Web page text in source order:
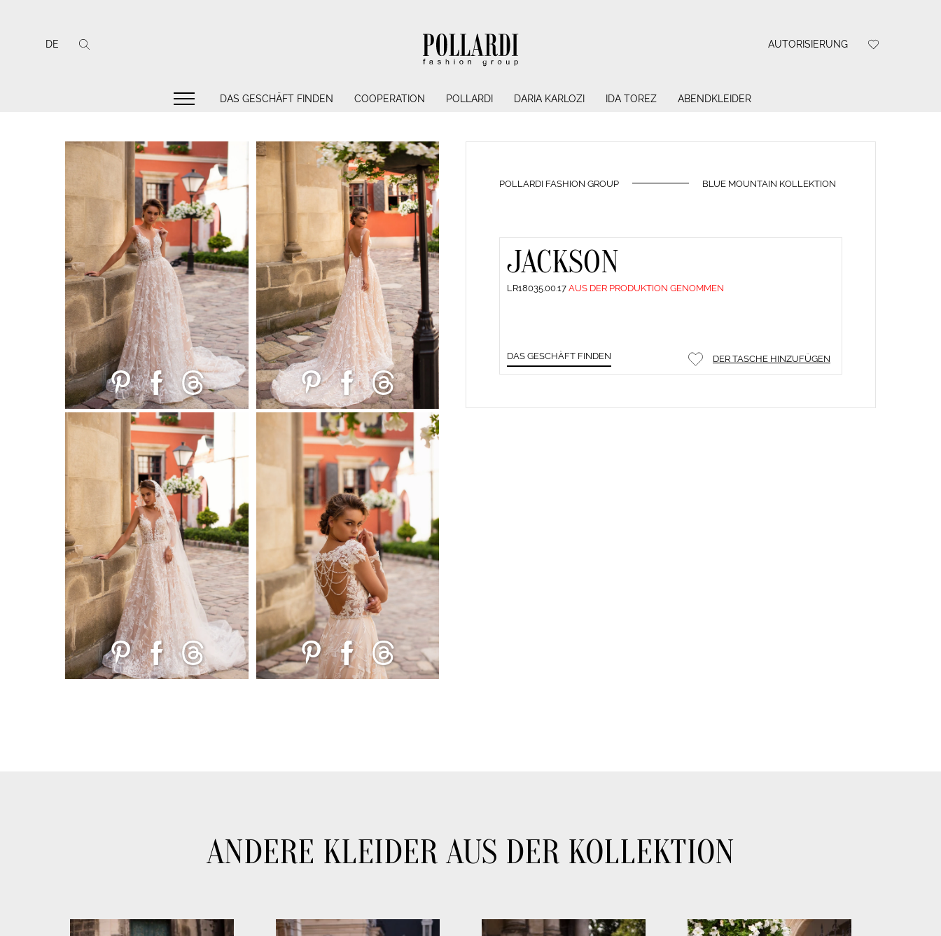
DE AUTORISIERUNG
DAS GESCHÄFT FINDEN COOPERATION POLLARDI DARIA KARLOZI IDA TOREZ ABENDKLEIDER
POLLARDI FASHION GROUP BLUE MOUNTAIN KOLLEKTION
JACKSON
LR18035.00.17AUS DER PRODUKTION GENOMMEN
DAS GESCHÄFT FINDEN DER TASCHE HINZUFÜGEN
ANDERE KLEIDER AUS DER KOLLEKTION